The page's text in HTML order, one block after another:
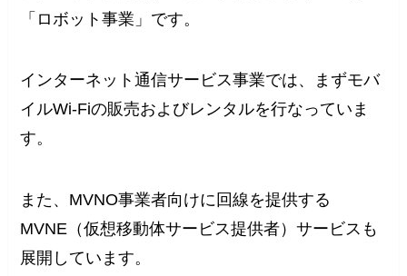
「ロボット事業」です。
インターネット通信サービス事業では、まずモバ
イルWi-Fiの販売およびレンタルを行なっていま
す。
また、MVNO事業者向けに回線を提供する
MVNE（仮想移動体サービス提供者）サービスも
展開しています。